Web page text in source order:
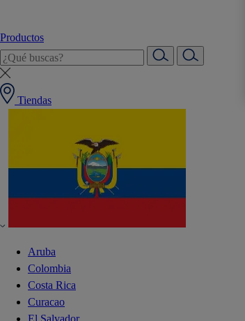
Productos
Tiendas
Aruba
Colombia
Costa Rica
Curacao
El Salvador